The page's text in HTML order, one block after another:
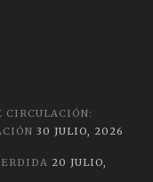
CIRCULACIÓN:
30 JULIO, 2026
20 JULIO,